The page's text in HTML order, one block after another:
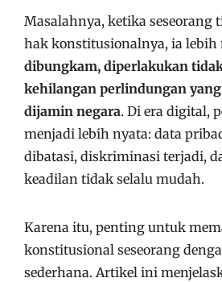
Masalahnya, ketika seseorang
hak konstitusionalnya, ia lebih
dibungkam, diperlakukan
kehilangan perlindungan
dijamin negara. Di era digital,
menjadi lebih nyata: data
dibatasi, diskriminasi terjadi,
keadilan tidak selalu mudah.
Karena itu, penting untuk
konstitusional seseorang
sederhana. Artikel ini